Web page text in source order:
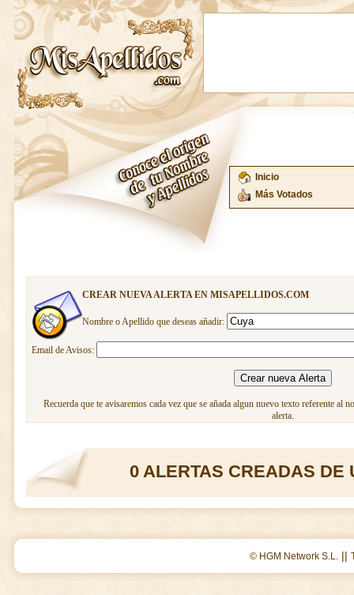
Inicio
Más Votados
CREAR NUEVA ALERTA EN MISAPELLIDOS.COM
Nombre o Apellido que deseas añadir:
Email de Avisos:
Recuerda que te avisaremos cada vez que se añada algun nuevo texto referente al
alerta.
0 ALERTAS CREADAS DE
© HGM Network S.L. ||